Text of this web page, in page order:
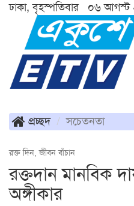
ঢাকা, বৃহস্পতিবার ০৬
প্রচ্ছদ সচেতনতা
রক্ত দিন, জীবন বাঁচান
রক্তদান মানবিক
অঙ্গীকার